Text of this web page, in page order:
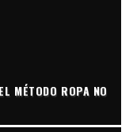
MÉTODO ROPA NO